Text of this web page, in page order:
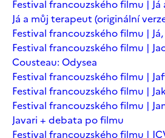
Festival francouzského filmu |
Já a můj terapeut (originální
Festival francouzského filmu |
Festival francouzského filmu |
Cousteau: Odysea
Festival francouzského filmu |
Festival francouzského filmu |
Festival francouzského filmu |
Javari + debata po filmu
Festival francouzského filmu |